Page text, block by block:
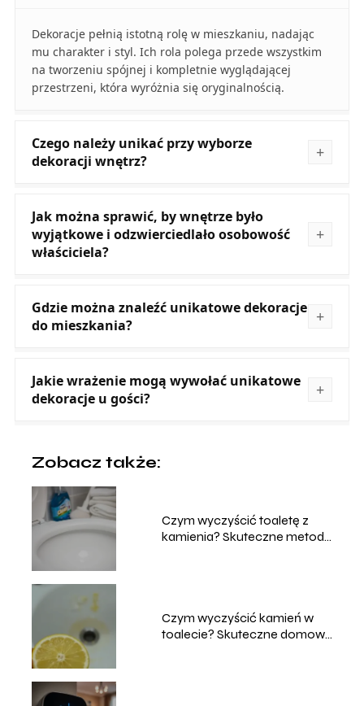
Dekoracje pełnią istotną rolę w mieszkaniu, nadając
mu charakter i styl. Ich rola polega przede wszystkim
na tworzeniu spójnej i kompletnie wyglądającej
przestrzeni, która wyróżnia się oryginalnością.
Czego należy unikać przy wyborze
dekoracji wnętrz?
Jak można sprawić, by wnętrze było
wyjątkowe i odzwierciedlało osobowość
właściciela?
Gdzie można znaleźć unikatowe dekoracje
do mieszkania?
Jakie wrażenie mogą wywołać unikatowe
dekoracje u gości?
Zobacz także:
Czym wyczyścić toaletę z
kamienia? Skuteczne metody
Czym wyczyścić kamień w
toalecie? Skuteczne domowe